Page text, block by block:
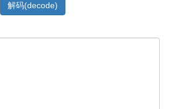
解码(decode)